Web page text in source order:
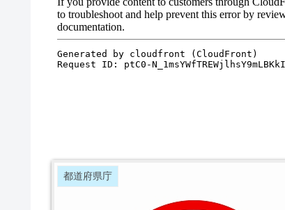
都道府県庁